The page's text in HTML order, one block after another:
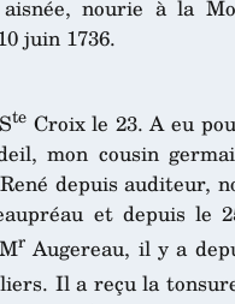
nourie à la
juin 1736.
teCroix le 23. A eu
mon cousin
depuis auditeur,
et depuis le
rAugereau, il y a
Il a reçu la